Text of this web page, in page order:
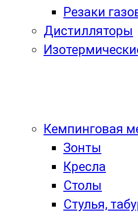
Резаки
Дистилляторы
Кемпинговая
Зонты
Кресла
Столы
Стулья,